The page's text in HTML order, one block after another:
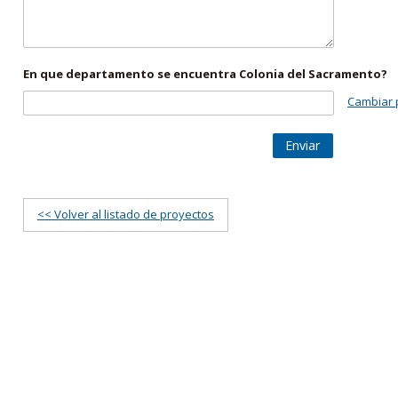
En que departamento se encuentra Colonia del Sacramento?
Cambiar
Enviar
<< Volver al listado de proyectos